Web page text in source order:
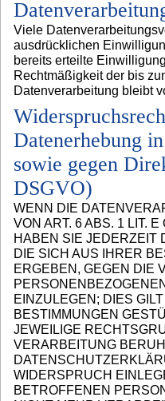
Viele
ausdrücklichen
bereits erteilte
Rechtmäßigkeit der bis
Datenverarbeitung bleibt
Datenerhebung
sowie gegen
DSGVO)
WENN DIE
VON ART. 6 ABS. 1 LIT.
HABEN SIE JEDERZEIT
DIE SICH AUS IHRER
ERGEBEN, GEGEN DIE
EINZULEGEN; DIES
BESTIMMUNGEN
JEWEILIGE
VERARBEITUNG
WIDERSPRUCH
BETROFFENEN